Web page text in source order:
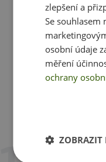
Zobrazit
zlepšení a
Se souhlasem
osobní údaje
měření
ochrany
ZOBRAZIT